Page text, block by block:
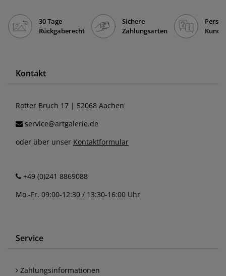
30 Tage
Rückgaberecht
Sichere
Zahlungsarten
Kontakt
Rotter Bruch 17 | 52068 Aachen
service@artgalerie.de
oder über unser Kontaktformular
+49 (0)241 8869088
Mo.-Fr. 09:00-12:30 / 13:30-16:00 Uhr
Service
Zahlungsinformationen